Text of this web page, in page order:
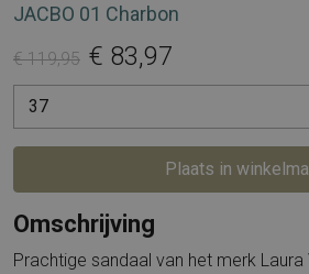
JACBO 01 Charbon
€ 119,95 € 83,97
37
Plaats in
Omschrijving
Prachtige sandaal van het merk Laura